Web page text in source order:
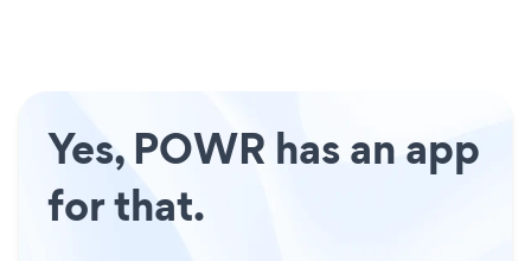
Yes, POWR has an app
for that.